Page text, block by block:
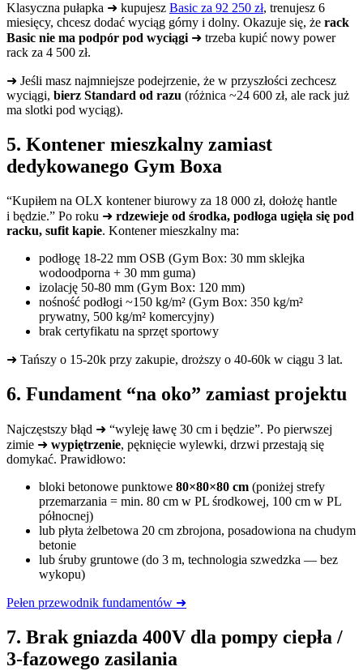
Klasyczna pułapka ➜ kupujesz Basic za 92 250 zł, trenujesz 6
miesięcy, chcesz dodać wyciąg górny i dolny. Okazuje się, że rack
Basic nie ma podpór pod wyciągi ➜ trzeba kupić nowy power
rack za 4 500 zł.
➜ Jeśli masz najmniejsze podejrzenie, że w przyszłości zechcesz
wyciągi, bierz Standard od razu (różnica ~24 600 zł, ale rack już
ma slotki pod wyciąg).
5. Kontener mieszkalny zamiast
dedykowanego Gym Boxa
“Kupiłem na OLX kontener biurowy za 18 000 zł, dołożę hantle
i będzie.” Po roku ➜ rdzewieje od środka, podłoga ugięła się pod
racku, sufit kapie. Kontener mieszkalny ma:
podłogę 18-22 mm OSB (Gym Box: 30 mm sklejka
wodoodporna + 30 mm guma)
izolację 50-80 mm (Gym Box: 120 mm)
nośność podłogi ~150 kg/m² (Gym Box: 350 kg/m²
prywatny, 500 kg/m² komercyjny)
brak certyfikatu na sprzęt sportowy
➜ Tańszy o 15-20k przy zakupie, droższy o 40-60k w ciągu 3 lat.
6. Fundament “na oko” zamiast projektu
Najczęstszy błąd ➜ “wyleję ławę 30 cm i będzie”. Po pierwszej
zimie ➜ wypiętrzenie, pęknięcie wylewki, drzwi przestają się
domykać. Prawidłowo:
bloki betonowe punktowe 80×80×80 cm (poniżej strefy
przemarzania = min. 80 cm w PL środkowej, 100 cm w PL
północnej)
lub płyta żelbetowa 20 cm zbrojona, posadowiona na chudym
betonie
lub śruby gruntowe (do 3 m, technologia szwedzka — bez
wykopu)
Pełen przewodnik fundamentów ➜
7. Brak gniazda 400V dla pompy ciepła /
3-fazowego zasilania